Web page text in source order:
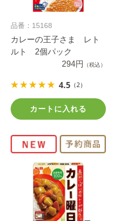
品番：15168
カレーの王子さま レト
ルト 2個パック
294円
（税込）
4.5 （2）
カートに入れる